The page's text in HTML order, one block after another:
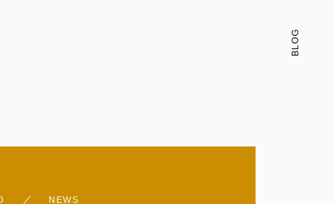
ス
合わせ
BLOG
NEWS